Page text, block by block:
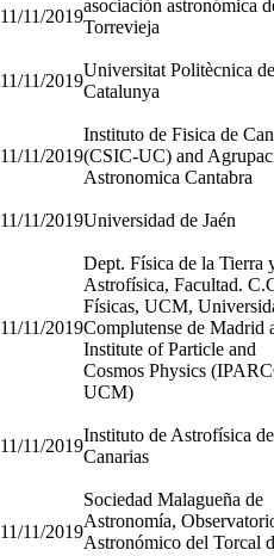
11/11/2019
asociación astronómica
Torrevieja
11/11/2019
Universitat Politècnica de
Catalunya
11/11/2019
Instituto de Fisica de
(CSIC-UC) and
Astronomica Cantabra
11/11/2019Universidad de Jaén
11/11/2019
Dept. Física de la Tierra
Astrofísica, Facultad.
Físicas, UCM,
Complutense de Madrid
Institute of Particle and
Cosmos Physics
UCM)
11/11/2019
Instituto de Astrofísica de
Canarias
11/11/2019
Sociedad Malagueña de
Astronomía,
Astronómico del Torcal